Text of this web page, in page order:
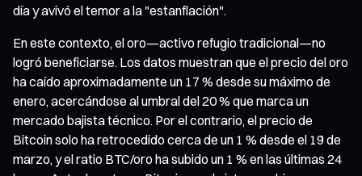
día y avivó el temor a la "estanflación".
En este contexto, el oro—activo refugio tradicional—no
logró beneficiarse. Los datos muestran que el precio del oro
ha caído aproximadamente un 17 % desde su máximo de
enero, acercándose al umbral del 20 % que marca un
mercado bajista técnico. Por el contrario, el precio de
Bitcoin solo ha retrocedido cerca de un 1 % desde el 19 de
marzo, y el ratio BTC/oro ha subido un 1 % en las últimas 24